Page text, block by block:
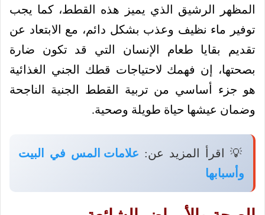
المظهر الرشيق الذي يميز هذه القطط، كما يجب
توفير ماء نظيف وعذب بشكل دائم، مع الابتعاد عن
تقديم بقايا طعام الإنسان التي قد تكون ضارة
بصحتها، إن فهمك لاحتياجات قطك الجني الغذائية
هو جزء أساسي من تربية القطط الجنية الناجحة
وضمان عيشها حياة طويلة وصحية.
💡 اقرأ المزيد عن: علامات المس في البيت
وأسبابها